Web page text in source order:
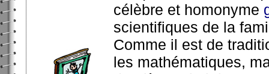
célèbre et homonyme
scientifiques de la
Comme il est de
les mathématiques,